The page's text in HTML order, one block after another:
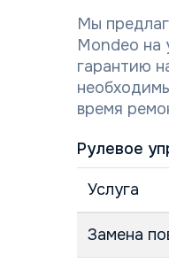
Мы
Mondeo на
гарантию
время
Рулевое
Услуга
Замена